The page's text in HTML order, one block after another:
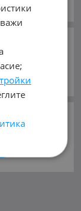
(14)
(10)